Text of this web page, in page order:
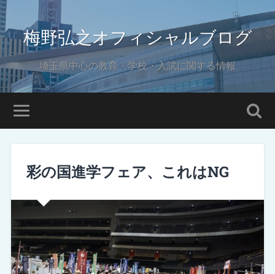
梅野弘之オフィシャルブログ
埼玉県中心の教育・学校・入試に関する情報
彩の国進学フェア、これはNG